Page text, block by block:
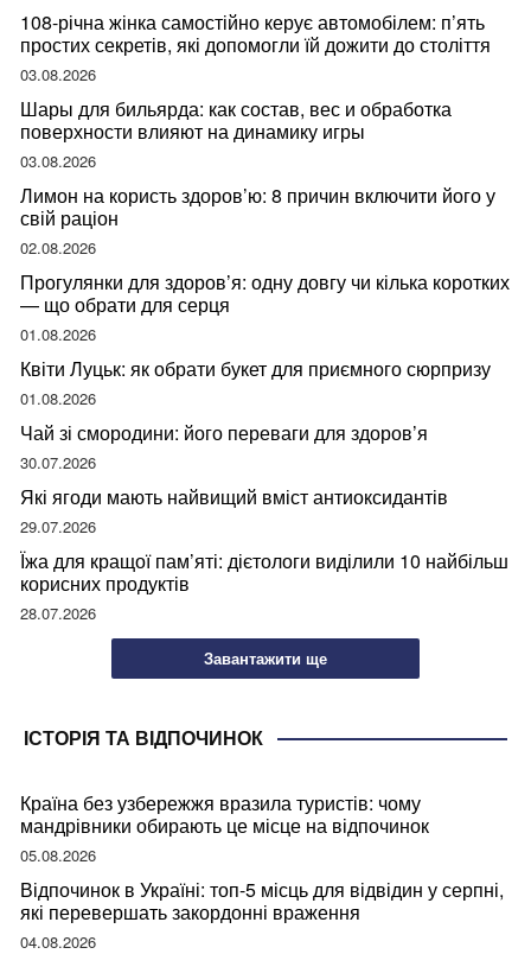
108-річна жінка самостійно керує автомобілем: п’ять
простих секретів, які допомогли їй дожити до століття
03.08.2026
Шары для бильярда: как состав, вес и обработка
поверхности влияют на динамику игры
03.08.2026
Лимон на користь здоров’ю: 8 причин включити його у
свій раціон
02.08.2026
Прогулянки для здоров’я: одну довгу чи кілька коротких
— що обрати для серця
01.08.2026
Квіти Луцьк: як обрати букет для приємного сюрпризу
01.08.2026
Чай зі смородини: його переваги для здоров’я
30.07.2026
Які ягоди мають найвищий вміст антиоксидантів
29.07.2026
Їжа для кращої пам’яті: дієтологи виділили 10 найбільш
корисних продуктів
28.07.2026
Завантажити ще
ІСТОРІЯ ТА ВІДПОЧИНОК
Країна без узбережжя вразила туристів: чому
мандрівники обирають це місце на відпочинок
05.08.2026
Відпочинок в Україні: топ-5 місць для відвідин у серпні,
які перевершать закордонні враження
04.08.2026